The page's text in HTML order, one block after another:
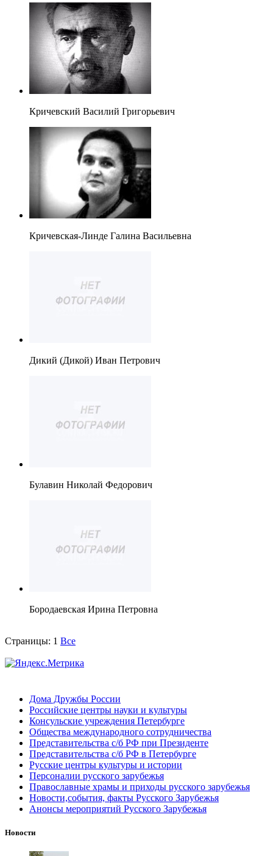
Кричевский Василий Григорьевич
Кричевская-Линде Галина Васильевна
Дикий (Дикой) Иван Петрович
Булавин Николай Федорович
Бородаевская Ирина Петровна
Страницы: 1 Все
Дома Дружбы России
Российские центры науки и культуры
Консульские учреждения Петербурге
Общества международного сотрудничества
Представительства с/б РФ при Президенте
Представительства с/б РФ в Петербурге
Русские центры культуры и истории
Персоналии русского зарубежья
Православные храмы и приходы русского зарубежья
Новости,события, факты Русского Зарубежья
Анонсы мероприятий Русского Зарубежья
Новости